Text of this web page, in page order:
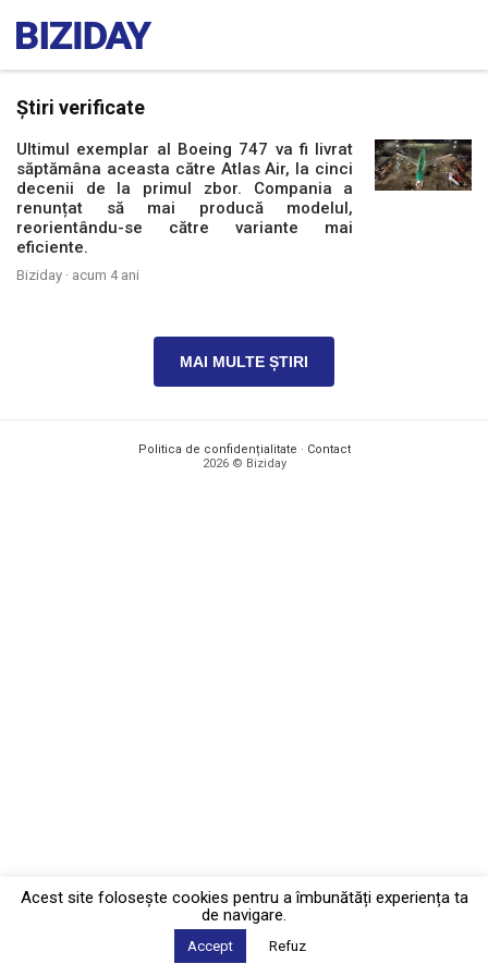
Știri verificate
Ultimul exemplar al Boeing 747 va fi livrat
săptămâna aceasta către Atlas Air, la cinci
decenii de la primul zbor. Compania a
renunțat să mai producă modelul,
reorientându-se către variante mai
eficiente.
Biziday · acum 4 ani
MAI MULTE ȘTIRI
Politica de confidențialitate · Contact
2026 © Biziday
Acest site foloseşte cookies pentru a îmbunătăți experiența ta
de navigare.
Accept Refuz